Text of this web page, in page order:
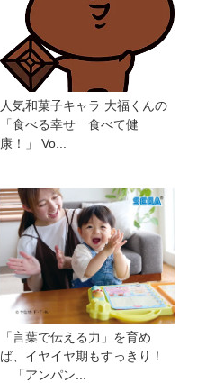
人気和菓子キャラ 大福くんの
「食べる幸せ 食べて健
康！」 Vo...
「言葉で伝える力」を育め
ば、イヤイヤ期もすっきり！
「アンパン...